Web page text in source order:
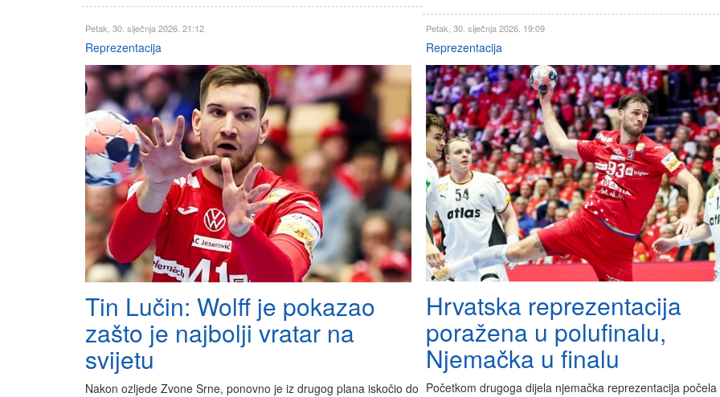
Petak, 30. siječnja 2026. 21:12
Reprezentacija
Tin Lučin: Wolff je pokazao
zašto je najbolji vratar na
svijetu
Nakon ozljede Zvone Srne, ponovno je iz drugog plana iskočio do
Petak, 30. siječnja 2026. 19:09
Reprezentacija
Hrvatska reprezentacija
poražena u polufinalu,
Njemačka u finalu
Početkom drugoga dijela njemačka reprezentacija